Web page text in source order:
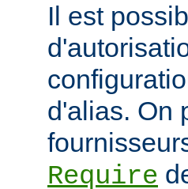
Il est
d'alias. On
Require